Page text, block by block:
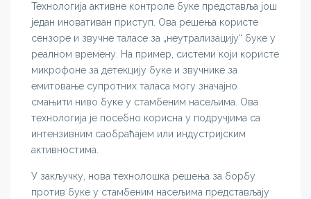
Технологија активне контроле буке представља још
један иновативан приступ. Ова решења користе
сензоре и звучне таласе за „неутрализацију“ буке у
реалном времену. На пример, системи који користе
микрофоне за детекцију буке и звучнике за
емитовање супротних таласа могу значајно
смањити ниво буке у стамбеним насељима. Ова
технологија је посебно корисна у подручјима са
интензивним саобраћајем или индустријским
активностима.
У закључку, нова технолошка решења за борбу
против буке у стамбеним насељима представљају